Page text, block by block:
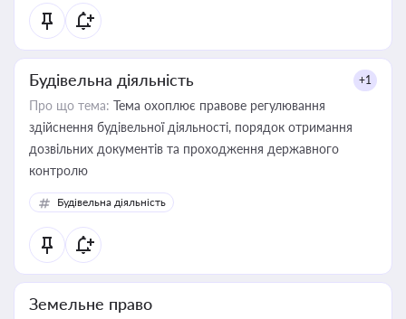
статусу суб'єктів оціночної діяльності
Будівельна діяльність +1
Про що тема: Тема охоплює правове регулювання
здійснення будівельної діяльності, порядок отримання
дозвільних документів та проходження державного
контролю
Будівельна діяльність
Земельне право